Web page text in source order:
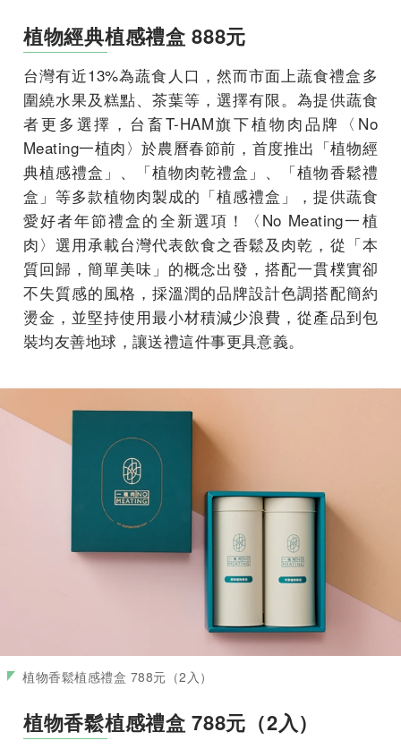
植物經典植感禮盒 888元
台灣有近13%為蔬食人口，然而市面上蔬食禮盒多
圍繞水果及糕點、茶葉等，選擇有限。為提供蔬食
者更多選擇，台畜T-HAM旗下植物肉品牌〈No
Meating一植肉〉於農曆春節前，首度推出「植物經
典植感禮盒」、「植物肉乾禮盒」、「植物香鬆禮
盒」等多款植物肉製成的「植感禮盒」，提供蔬食
愛好者年節禮盒的全新選項！〈No Meating一植
肉〉選用承載台灣代表飲食之香鬆及肉乾，從「本
質回歸，簡單美味」的概念出發，搭配一貫樸實卻
不失質感的風格，採溫潤的品牌設計色調搭配簡約
燙金，並堅持使用最小材積減少浪費，從產品到包
裝均友善地球，讓送禮這件事更具意義。
植物香鬆植感禮盒 788元（2入）
植物香鬆植感禮盒 788元（2入）